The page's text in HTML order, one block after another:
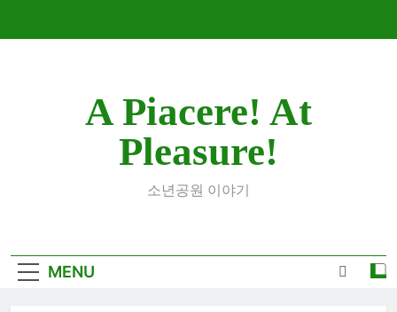
A Piacere! At
Pleasure!
소년공원 이야기
MENU